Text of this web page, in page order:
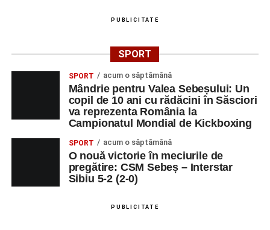
PUBLICITATE
SPORT
SPORT acum o săptămână
Mândrie pentru Valea Sebeșului: Un
copil de 10 ani cu rădăcini în Săsciori
va reprezenta România la
Campionatul Mondial de Kickboxing
SPORT acum o săptămână
O nouă victorie în meciurile de
pregătire: CSM Sebeș – Interstar
Sibiu 5-2 (2-0)
PUBLICITATE